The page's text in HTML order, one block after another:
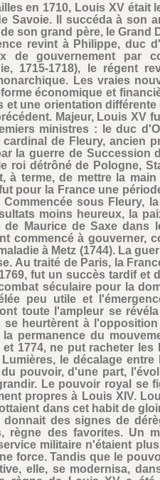
en 1710, Louis XV
Savoie. Il succéda à son
son grand père, le Grand
revint à Philippe, duc
de gouvernement par
1715-1718), le régent
Les vraies
économique et
et une orientation
Majeur, Louis XV
ministres : le duc
cardinal de Fleury, ancien
la guerre de Succession
roi détrôné de Pologne,
à terme, de mettre la
pour la France une
Commencée sous Fleury,
moins heureux, la
de Maurice de Saxe dans
commencé à gouverner,
à Metz (1744). La
Au traité de Paris, la
fut un succès tardif et
séculaire pour la
peu utile et
toute l'ampleur se
se heurtèrent à
la permanence du
et 1774, ne put racheter
le décalage
pouvoir, d'une part,
Le pouvoir royal se
propres à Louis XIV.
dans cet habit de
des signes de
règne des favorites. Un
militaire n'étaient
force. Tandis que le
elle, se modernisa,